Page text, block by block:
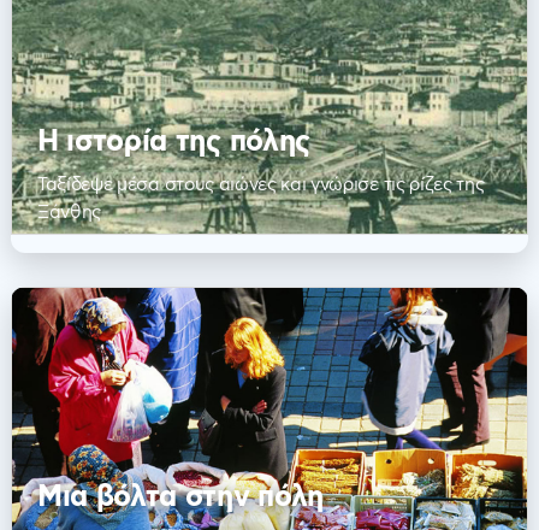
Η ιστορία της πόλης
Ταξίδεψε μέσα στους αιώνες και γνώρισε τις ρίζες της
Ξάνθης
Μια βόλτα στην πόλη